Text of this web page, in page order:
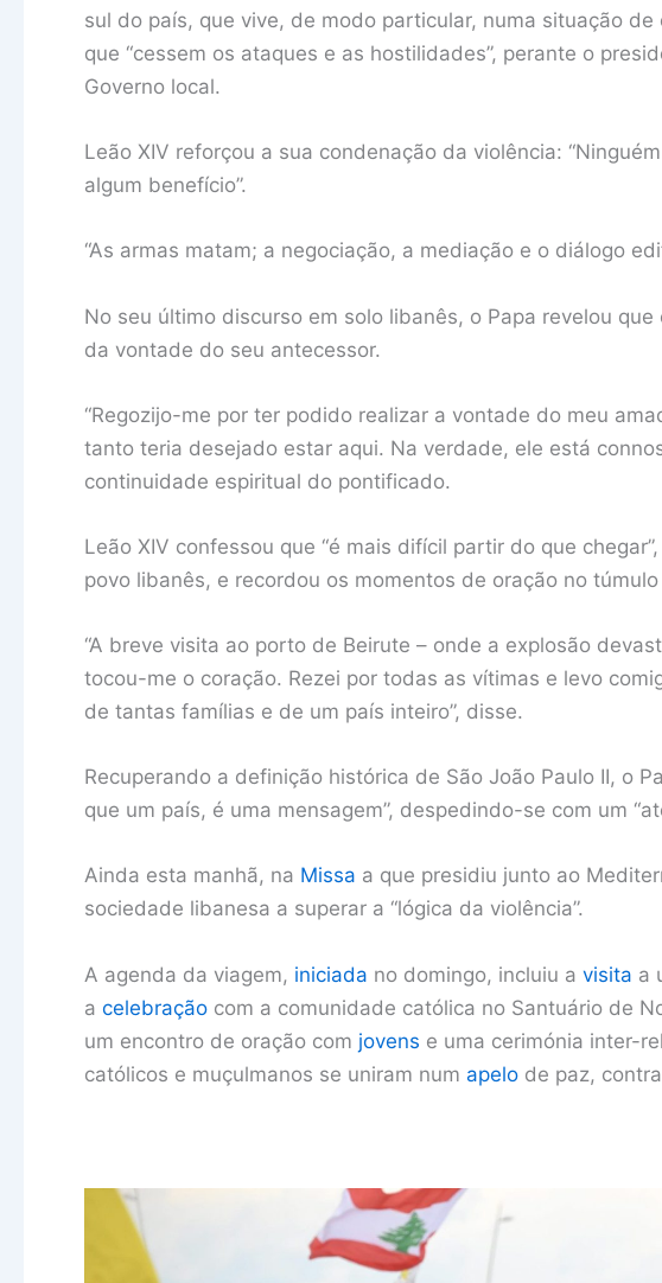
sul do país, que vive, de modo particular, numa situação
que “cessem os ataques e as hostilidades”, perante o
Governo local.
Leão XIV reforçou a sua condenação da violência:
algum benefício”.
“As armas matam; a negociação, a mediação e o diálogo
No seu último discurso em solo libanês, o Papa revelou
da vontade do seu antecessor.
“Regozijo-me por ter podido realizar a vontade do meu
tanto teria desejado estar aqui. Na verdade, ele está
continuidade espiritual do pontificado.
Leão XIV confessou que “é mais difícil partir do que
povo libanês, e recordou os momentos de oração no
“A breve visita ao porto de Beirute – onde a explosão
tocou-me o coração. Rezei por todas as vítimas e levo
de tantas famílias e de um país inteiro”, disse.
Recuperando a definição histórica de São João Paulo II, o
que um país, é uma mensagem”, despedindo-se com um
Ainda esta manhã, na Missa a que presidiu junto ao
sociedade libanesa a superar a “lógica da violência”.
A agenda da viagem, iniciada no domingo, incluiu a visita a
a celebração com a comunidade católica no Santuário de
um encontro de oração com jovens e uma cerimónia inter-
católicos e muçulmanos se uniram num apelo de paz,